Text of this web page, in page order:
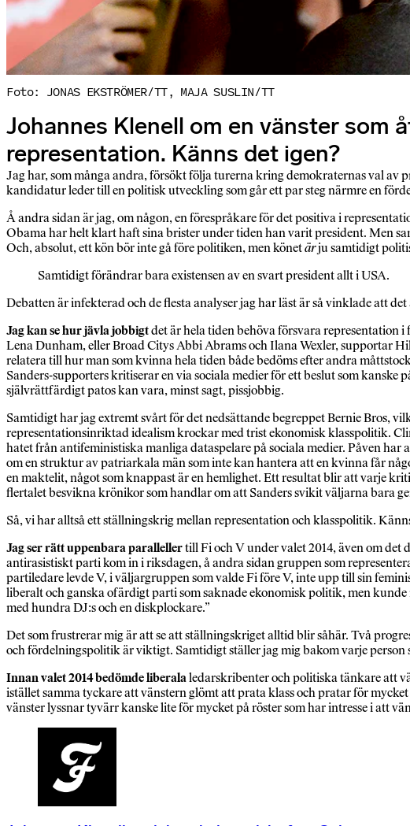
Foto: JONAS EKSTRÖMER/TT, MAJA SUSLIN/TT
Johannes Klenell om en vänster som
representation. Känns det igen?
Jag har, som många andra, försökt följa turerna kring demokraternas val
kandidatur leder till en politisk utveckling som går ett par steg närmre en
Å andra sidan är jag, om någon, en förespråkare för det positiva i
Obama har helt klart haft sina brister under tiden han varit president. Men
Och, absolut, ett kön bör inte gå före politiken, men könetärju samtidigt
Samtidigt förändrar bara existensen av en svart president allt i USA.
Debatten är infekterad och de flesta analyser jag har läst är så vinklade att
Jag kan se hur jävla jobbigtdet är hela tiden behöva försvara representation
Lena Dunham, eller Broad Citys Abbi Abrams och Ilana Wexler, supportar
relatera till hur man som kvinna hela tiden både bedöms efter andra
Sanders-supporters kritiserar en via sociala medier för ett beslut som kanske
självrättfärdigt patos kan vara, minst sagt, pissjobbig.
Samtidigt har jag extremt svårt för det nedsättande begreppet Bernie Bros,
representationsinriktad idealism krockar med trist ekonomisk klasspolitik.
hatet från antifeministiska manliga dataspelare på sociala medier. Påven
om en struktur av patriarkala män som inte kan hantera att en kvinna får
en maktelit, något som knappast är en hemlighet. Ett resultat blir att varje
flertalet besvikna krönikor som handlar om att Sanders svikit väljarna bara
Så, vi har alltså ett ställningskrig mellan representation och klasspolitik.
Jag ser rätt uppenbara parallellertill Fi och V under valet 2014, även om
antirasistiskt parti kom in i riksdagen, å andra sidan gruppen som
partiledare levde V, i väljargruppen som valde Fi före V, inte upp till sin
liberalt och ganska ofärdigt parti som saknade ekonomisk politik, men
med hundra DJ:s och en diskplockare.”
Det som frustrerar mig är att se att ställningskriget alltid blir såhär. Två
och fördelningspolitik är viktigt. Samtidigt ställer jag mig bakom varje person
Innan valet 2014 bedömde liberalaledarskribenter och politiska tänkare att
istället samma tyckare att vänstern glömt att prata klass och pratar för
vänster lyssnar tyvärr kanske lite för mycket på röster som har intresse i att